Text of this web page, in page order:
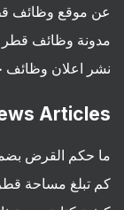
عن موقع وظائف
مدونة وظائف قطر
نشر اعلان وظائف
Articles
ما حكم القرض
كم تبلغ مساحة